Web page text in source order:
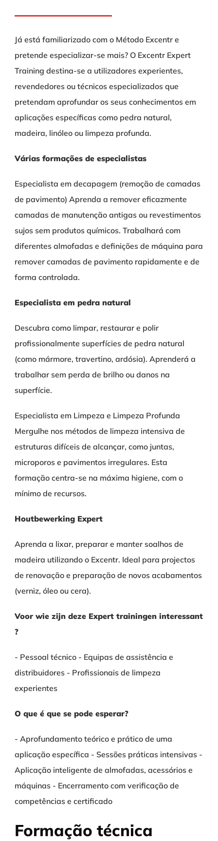
Já está familiarizado com o Método Excentr e
pretende especializar-se mais? O Excentr Expert
Training destina-se a utilizadores experientes,
revendedores ou técnicos especializados que
pretendam aprofundar os seus conhecimentos em
aplicações específicas como pedra natural,
madeira, linóleo ou limpeza profunda.
Várias formações de especialistas
Especialista em decapagem (remoção de camadas
de pavimento) Aprenda a remover eficazmente
camadas de manutenção antigas ou revestimentos
sujos sem produtos químicos. Trabalhará com
diferentes almofadas e definições de máquina para
remover camadas de pavimento rapidamente e de
forma controlada.
Especialista em pedra natural
Descubra como limpar, restaurar e polir
profissionalmente superfícies de pedra natural
(como mármore, travertino, ardósia). Aprenderá a
trabalhar sem perda de brilho ou danos na
superfície.
Especialista em Limpeza e Limpeza Profunda
Mergulhe nos métodos de limpeza intensiva de
estruturas difíceis de alcançar, como juntas,
microporos e pavimentos irregulares. Esta
formação centra-se na máxima higiene, com o
mínimo de recursos.
Houtbewerking Expert
Aprenda a lixar, preparar e manter soalhos de
madeira utilizando o Excentr. Ideal para projectos
de renovação e preparação de novos acabamentos
(verniz, óleo ou cera).
Voor wie zijn deze Expert trainingen interessant
?
- Pessoal técnico - Equipas de assistência e
distribuidores - Profissionais de limpeza
experientes
O que é que se pode esperar?
- Aprofundamento teórico e prático de uma
aplicação específica - Sessões práticas intensivas -
Aplicação inteligente de almofadas, acessórios e
máquinas - Encerramento com verificação de
competências e certificado
Formação técnica